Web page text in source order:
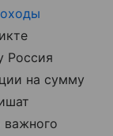
Россия
на сумму